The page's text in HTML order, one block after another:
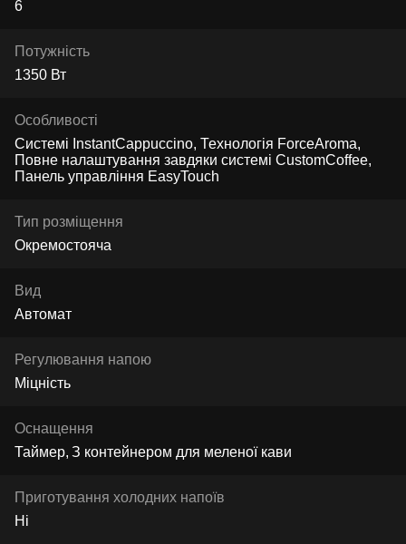
6
Потужність
1350 Вт
Особливості
Системі InstantCappuccino, Технологія ForceAroma,
Повне налаштування завдяки системі CustomCoffee,
Панель управління EasyTouch
Тип розміщення
Окремостояча
Вид
Автомат
Регулювання напою
Міцність
Оснащення
Таймер З контейнером для меленої кави
Приготування холодних напоїв
Ні